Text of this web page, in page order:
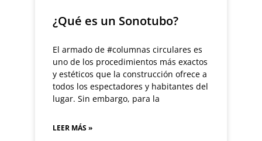
¿Qué es un Sonotubo?
El armado de #columnas circulares es
uno de los procedimientos más exactos
y estéticos que la construcción ofrece a
todos los espectadores y habitantes del
lugar. Sin embargo, para la
LEER MÁS »